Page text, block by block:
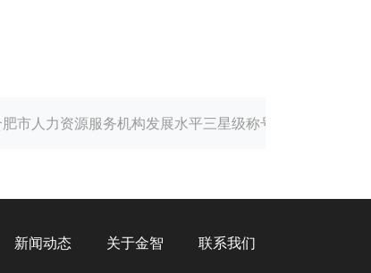
市人力资源服务机构发展水平三星级称号
新闻动态 关于金智 联系我们